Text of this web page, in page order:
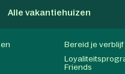
Alle vakantiehuizen
Bereid je
Friends